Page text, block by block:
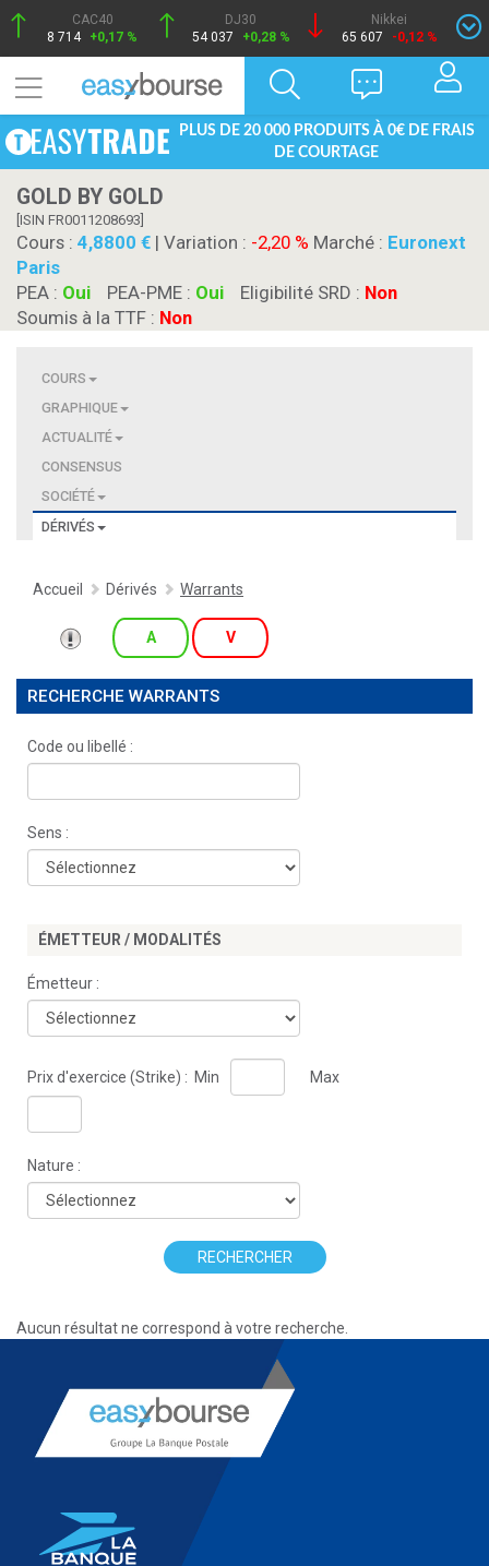
CAC40
8 714 +0,17 %
DJ30
54 037
+0,28 %
Nikkei
65 607
-0,12 %
PLUS DE 20 000 PRODUITS À 0€ DE FRAIS
DE COURTAGE
GOLD BY GOLD
[ISIN FR0011208693]
Cours : 4,8800 | Variation : -2,20 % Marché : Euronext
Paris
PEA : Oui PEA-PME : Oui Eligibilité SRD : Non
Soumis à la TTF : Non
COURS
GRAPHIQUE
ACTUALITÉ
CONSENSUS
SOCIÉTÉ
DÉRIVÉS
Accueil Dérivés Warrants
A V
RECHERCHE WARRANTS
Code ou libellé :
Sens :
ÉMETTEUR / MODALITÉS
Émetteur :
Prix d'exercice (Strike) : Min Max
Nature :
RECHERCHER
Aucun résultat ne correspond à votre recherche.